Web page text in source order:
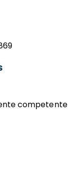
competente